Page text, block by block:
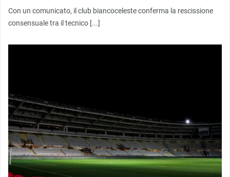
Con un comunicato, il club biancoceleste conferma la rescissione
consensuale tra il tecnico [...]